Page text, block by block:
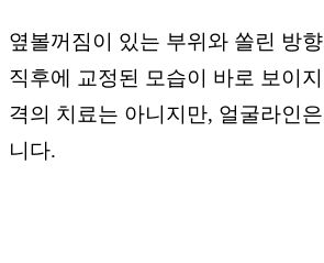
옆볼꺼짐이 있는 부위와 쏠린 방
직후에 교정된 모습이 바로 보이
격의 치료는 아니지만, 얼굴라인
니다.